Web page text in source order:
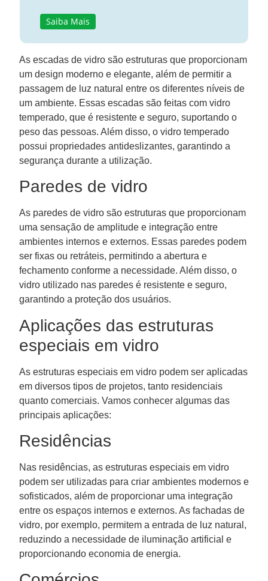
Saiba Mais
As escadas de vidro são estruturas que proporcionam
um design moderno e elegante, além de permitir a
passagem de luz natural entre os diferentes níveis de
um ambiente. Essas escadas são feitas com vidro
temperado, que é resistente e seguro, suportando o
peso das pessoas. Além disso, o vidro temperado
possui propriedades antideslizantes, garantindo a
segurança durante a utilização.
Paredes de vidro
As paredes de vidro são estruturas que proporcionam
uma sensação de amplitude e integração entre
ambientes internos e externos. Essas paredes podem
ser fixas ou retráteis, permitindo a abertura e
fechamento conforme a necessidade. Além disso, o
vidro utilizado nas paredes é resistente e seguro,
garantindo a proteção dos usuários.
Aplicações das estruturas
especiais em vidro
As estruturas especiais em vidro podem ser aplicadas
em diversos tipos de projetos, tanto residenciais
quanto comerciais. Vamos conhecer algumas das
principais aplicações:
Residências
Nas residências, as estruturas especiais em vidro
podem ser utilizadas para criar ambientes modernos e
sofisticados, além de proporcionar uma integração
entre os espaços internos e externos. As fachadas de
vidro, por exemplo, permitem a entrada de luz natural,
reduzindo a necessidade de iluminação artificial e
proporcionando economia de energia.